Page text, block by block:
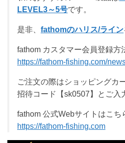
LEVEL3～5号です。
是非、 fathomのハリス/ライン
fathom カスタマー会員登録方
https://fathom-fishing.com/
ご注文の際はショッピングカ
招待コード【sk0507】とご入
fathom 公式Webサイトはこち
https://fathom-fishing.com